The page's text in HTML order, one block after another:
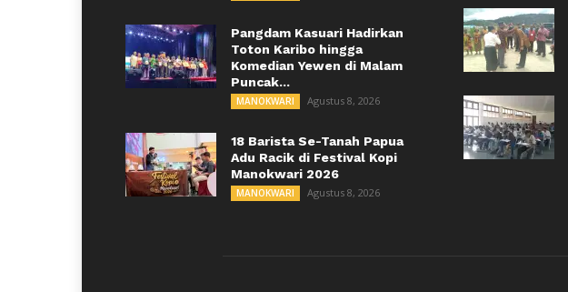
Pangdam Kasuari Hadirkan
Toton Karibo hingga
Komedian Yewen di Malam
Puncak...
MANOKWARI Agustus 8, 2026
18 Barista Se-Tanah Papua
Adu Racik di Festival Kopi
Manokwari 2026
MANOKWARI Agustus 8, 2026